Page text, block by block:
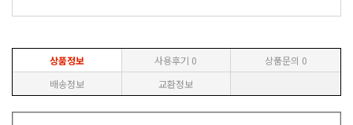
상품정보 사용후기 0 상품문의 0
배송정보
교환정보